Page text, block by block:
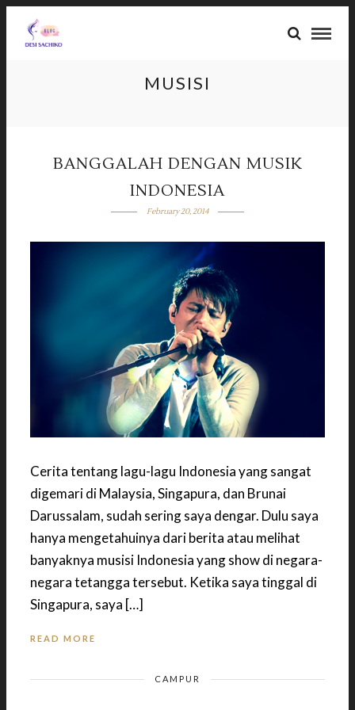
MUSISI
BANGGALAH DENGAN MUSIK
INDONESIA
February 20, 2014
Cerita tentang lagu-lagu Indonesia yang sangat
digemari di Malaysia, Singapura, dan Brunai
Darussalam, sudah sering saya dengar. Dulu saya
hanya mengetahuinya dari berita atau melihat
banyaknya musisi Indonesia yang show di negara-
negara tetangga tersebut. Ketika saya tinggal di
Singapura, saya […]
READ MORE
CAMPUR